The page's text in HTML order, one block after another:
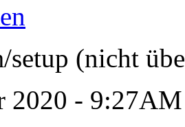
setup (nicht
2020 - 9:27AM